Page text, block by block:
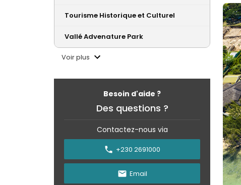
Tourisme Historique et Culturel
Vallé Advenature Park
Voir plus
Besoin d'aide ?
Des questions ?
Contactez-nous via
+230 2691000
Email